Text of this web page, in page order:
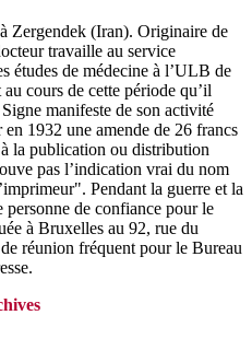
Zergendek (Iran). Originaire de
travaille au service
études de médecine à l’ULB de
cours de cette période qu’il
manifeste de son activité
1932 une amende de 26 francs
la publication ou distribution
pas l’indication vrai du nom
Pendant la guerre et la
personne de confiance pour le
à Bruxelles au 92, rue du
réunion fréquent pour le Bureau